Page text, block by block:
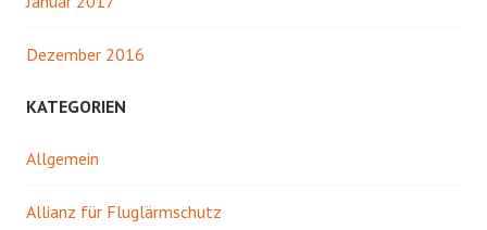
Dezember 2016
KATEGORIEN
Allgemein
Allianz für Fluglärmschutz